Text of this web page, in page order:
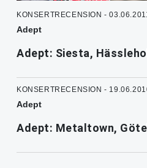
KONSERTRECENSION -
Adept
Adept: Siesta,
KONSERTRECENSION -
Adept
Adept: Metaltown,